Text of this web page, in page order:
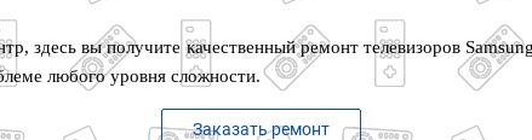
здесь вы получите качественный ремонт телевизоров
любого уровня сложности.
Заказать ремонт